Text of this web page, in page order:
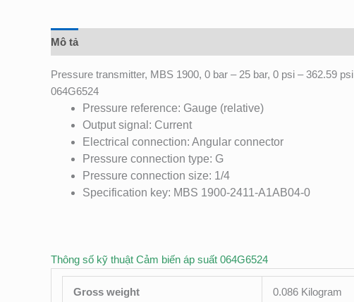
Mô tả
Pressure transmitter, MBS 1900, 0 bar – 25 bar, 0 psi – 362.59 psi
064G6524
Pressure reference: Gauge (relative)
Output signal: Current
Electrical connection: Angular connector
Pressure connection type: G
Pressure connection size: 1/4
Specification key: MBS 1900-2411-A1AB04-0
Thông số kỹ thuật Cảm biến áp suất 064G6524
Gross weight 0.086 Kilogram